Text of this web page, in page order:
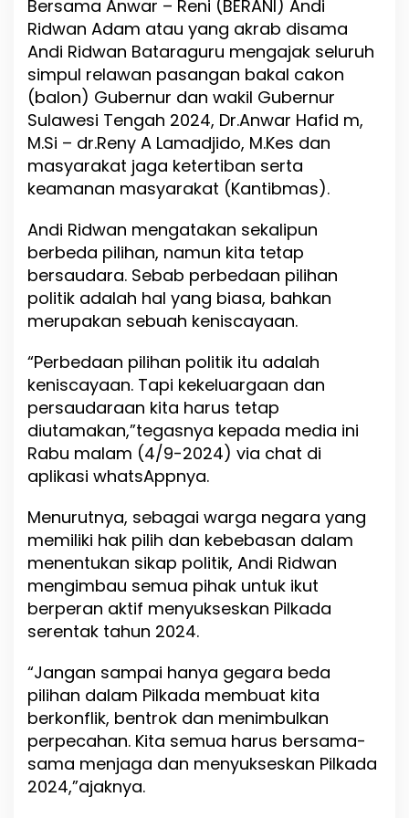
p
a
i
s
a
n
B
E
R
A
N
J
a
g
a
K
e
a
r
m
o
n
s
a
d
P
l
k
a
S
l
t
e
g
Bersama Anwar – Reni (BERANI) Andi
Ridwan Adam atau yang akrab disama
Andi Ridwan Bataraguru mengajak seluruh
simpul relawan pasangan bakal cakon
(balon) Gubernur dan wakil Gubernur
Sulawesi Tengah 2024, Dr.Anwar Hafid m,
M.Si – dr.Reny A Lamadjido, M.Kes dan
masyarakat jaga ketertiban serta
keamanan masyarakat (Kantibmas).
Andi Ridwan mengatakan sekalipun
berbeda pilihan, namun kita tetap
bersaudara. Sebab perbedaan pilihan
politik adalah hal yang biasa, bahkan
merupakan sebuah keniscayaan.
“Perbedaan pilihan politik itu adalah
keniscayaan. Tapi kekeluargaan dan
persaudaraan kita harus tetap
diutamakan,”tegasnya kepada media ini
Rabu malam (4/9-2024) via chat di
aplikasi whatsAppnya.
Menurutnya, sebagai warga negara yang
memiliki hak pilih dan kebebasan dalam
menentukan sikap politik, Andi Ridwan
mengimbau semua pihak untuk ikut
berperan aktif menyukseskan Pilkada
serentak tahun 2024.
“Jangan sampai hanya gegara beda
pilihan dalam Pilkada membuat kita
berkonflik, bentrok dan menimbulkan
perpecahan. Kita semua harus bersama-
sama menjaga dan menyukseskan Pilkada
2024,”ajaknya.